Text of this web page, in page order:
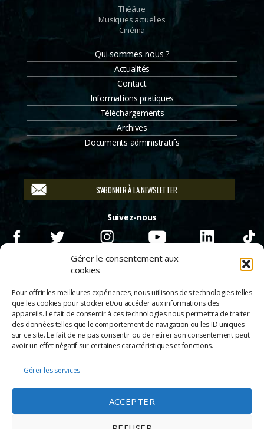
Gérer le consentement aux
cookies
Pour offrir les meilleures expériences, nous utilisons des technologies telles
que les cookies pour stocker et/ou accéder aux informations des
appareils. Le fait de consentir à ces technologies nous permettra de traiter
des données telles que le comportement de navigation ou les ID uniques
sur ce site. Le fait de ne pas consentir ou de retirer son consentement peut
avoir un effet négatif sur certaines caractéristiques et fonctions.
Gérer les services
ACCEPTER
Théâtre
Musiques actuelles
Cinéma
Qui sommes-nous ?
Actualités
Contact
Informations pratiques
Téléchargements
Archives
Documents administratifs
S'ABONNER À LA NEWSLETTER
Suivez-nous
© 2026Scènes & Cinés